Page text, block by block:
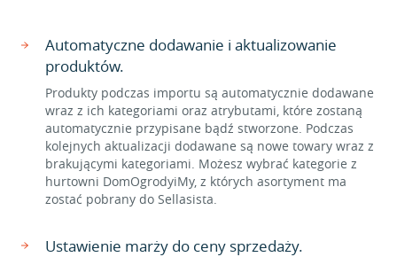
Automatyczne dodawanie i aktualizowanie
produktów.
Produkty podczas importu są automatycznie dodawane
wraz z ich kategoriami oraz atrybutami, które zostaną
automatycznie przypisane bądź stworzone. Podczas
kolejnych aktualizacji dodawane są nowe towary wraz z
brakującymi kategoriami. Możesz wybrać kategorie z
hurtowni DomOgrodyiMy, z których asortyment ma
zostać pobrany do Sellasista.
Ustawienie marży do ceny sprzedaży.